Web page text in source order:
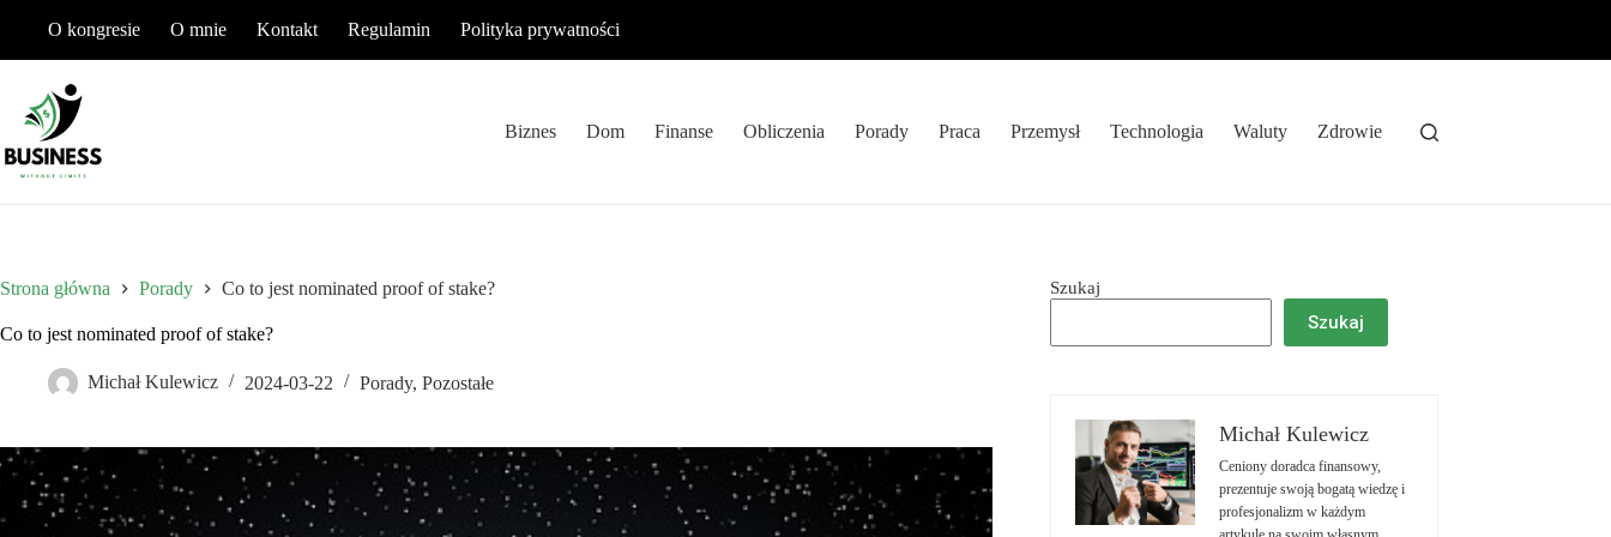
O kongresie O mnie Kontakt Regulamin Polityka prywatności
Biznes Dom Finanse Obliczenia Porady Praca Przemysł Technologia Waluty Zdrowie
Strona główna Porady Co to jest nominated proof of stake?
Co to jest nominated proof of stake?
Michał Kulewicz 2024-03-22 Porady, Pozostałe
Szukaj
Szukaj
Michał Kulewicz
Ceniony doradca finansowy,
prezentuje swoją bogatą wiedzę i
profesjonalizm w każdym